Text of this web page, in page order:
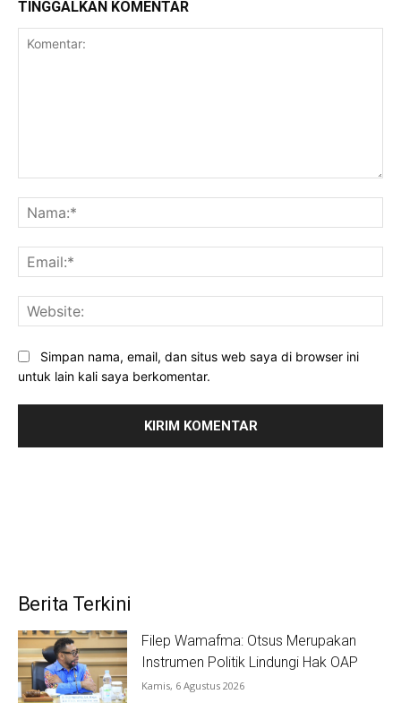
TINGGALKAN KOMENTAR
Simpan nama, email, dan situs web saya di browser ini
untuk lain kali saya berkomentar.
Berita Terkini
Filep Wamafma: Otsus Merupakan
Instrumen Politik Lindungi Hak OAP
Kamis, 6 Agustus 2026